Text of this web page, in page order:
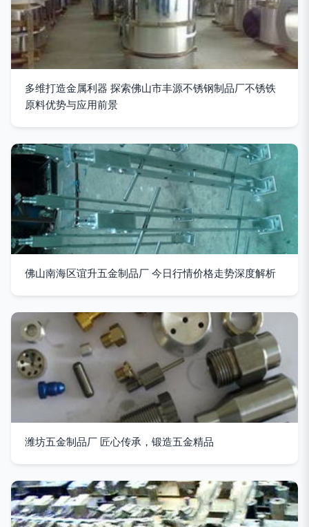
多维打造金属利器 探索佛山市丰源不锈钢制品厂不锈铁
原料优势与应用前景
佛山南海区谊升五金制品厂 今日行情价格走势深度解析
潍坊五金制品厂 匠心传承，锻造五金精品